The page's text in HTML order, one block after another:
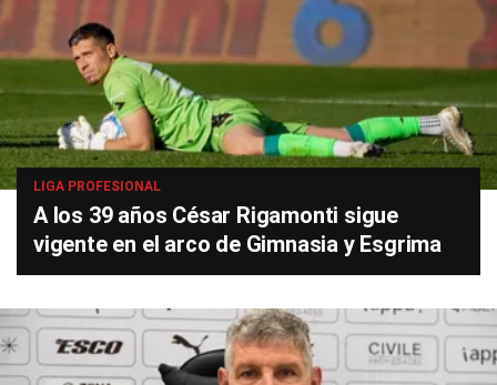
LIGA PROFESIONAL
A los 39 años César Rigamonti sigue
vigente en el arco de Gimnasia y Esgrima